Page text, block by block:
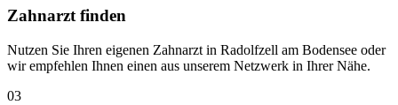
Zahnarzt finden
Nutzen Sie Ihren eigenen Zahnarzt in Radolfzell am Bodensee oder
wir empfehlen Ihnen einen aus unserem Netzwerk in Ihrer Nähe.
03